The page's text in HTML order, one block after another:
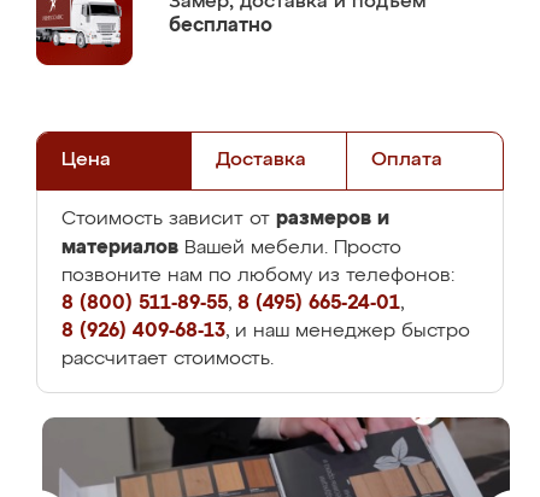
бесплатно
Цена Доставка Оплата
Стоимость зависит от размеров и
материалов Вашей мебели. Просто
позвоните нам по любому из телефонов:
8 (800) 511-89-55, 8 (495) 665-24-01,
8 (926) 409-68-13, и наш менеджер быстро
рассчитает стоимость.